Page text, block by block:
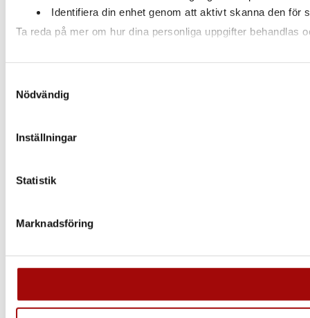
Identifiera din enhet genom att aktivt skanna den för
Ta reda på mer om hur dina personliga uppgifter behandlas
Vi använder enhetsidentifierare för att anpassa innehållet
som de har samlat in när du har använt deras tjänster.
Nödvändig
Inställningar
Statistik
Marknadsföring